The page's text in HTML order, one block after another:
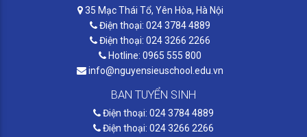
35 Mạc Thái Tổ, Yên Hòa, Hà Nội
Điện thoại: 024 3784 4889
Điện thoại: 024 3266 2266
Hotline: 0965 555 800
info@nguyensieuschool.edu.vn
BAN TUYỂN SINH
Điện thoại: 024 3784 4889
Điện thoại: 024 3266 2266